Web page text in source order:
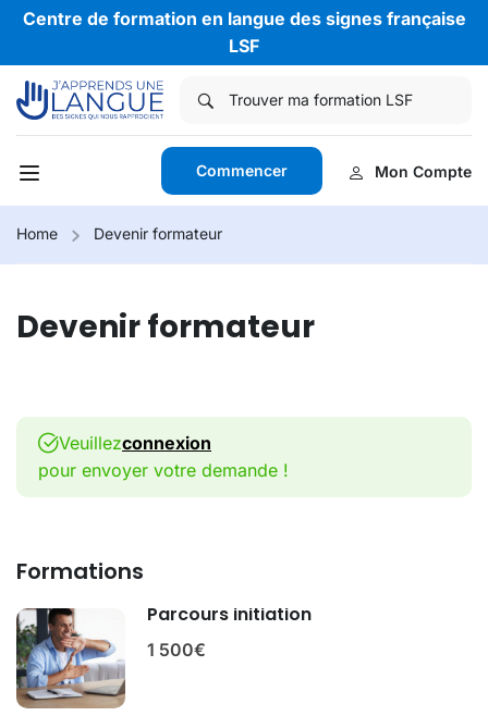
Centre de formation en langue des signes française
LSF
Commencer Mon Compte
Home Devenir formateur
Devenir formateur
Veuillezconnexion
pour envoyer votre demande !
Formations
Parcours initiation
1 500€